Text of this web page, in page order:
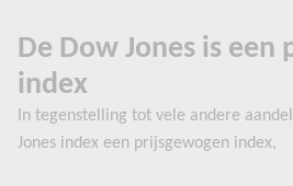
De Dow Jones is een
index
In tegenstelling tot vele andere
Jones index een prijsgewogen index,